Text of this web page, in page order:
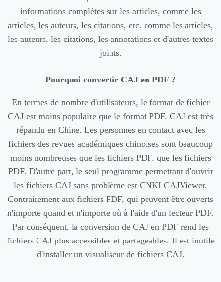
informations complètes sur les articles, comme les
articles, les auteurs, les citations, etc. comme les articles,
les auteurs, les citations, les annotations et d'autres textes
joints.
Pourquoi convertir CAJ en PDF ?
En termes de nombre d'utilisateurs, le format de fichier
CAJ est moins populaire que le format PDF. CAJ est très
répandu en Chine. Les personnes en contact avec les
fichiers des revues académiques chinoises sont beaucoup
moins nombreuses que les fichiers PDF. que les fichiers
PDF. D'autre part, le seul programme permettant d'ouvrir
les fichiers CAJ sans problème est CNKI CAJViewer.
Contrairement aux fichiers PDF, qui peuvent être ouverts
n'importe quand et n'importe où à l'aide d'un lecteur PDF.
Par conséquent, la conversion de CAJ en PDF rend les
fichiers CAJ plus accessibles et partageables. Il est inutile
d'installer un visualiseur de fichiers CAJ.